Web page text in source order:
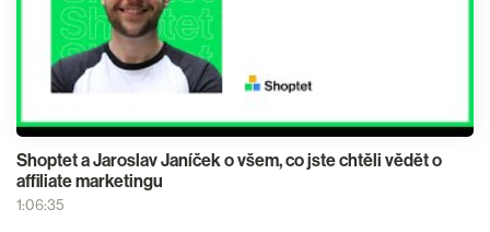
Shoptet a Jaroslav Janíček o všem, co jste chtěli vědět o
affiliate marketingu
1:06:35